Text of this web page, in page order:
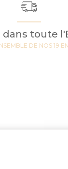
dans toute
DE NOS 19